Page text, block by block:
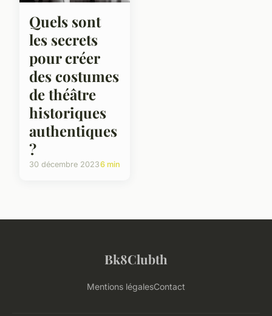
Quels sont
les secrets
pour créer
des costumes
de théâtre
historiques
authentiques
?
30 décembre 20236 min
Bk8Clubth
Mentions légalesContact